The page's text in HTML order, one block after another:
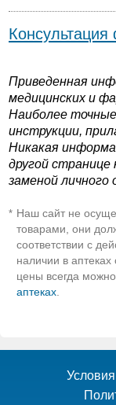
Приведенная
медицинских и
Наиболее
инструкции,
Никакая
другой
заменой личного
* Наш сайт не
товарами, они
соответствии с
наличии в
цены всегда
аптеках